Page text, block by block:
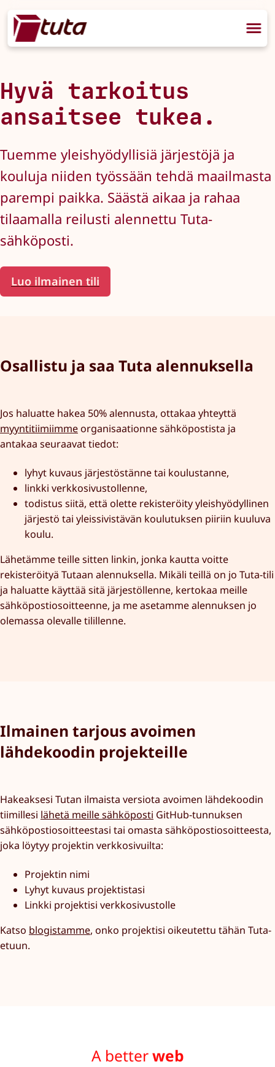
Hyvä tarkoitus
ansaitsee tukea.
Tuemme yleishyödyllisiä järjestöjä ja
kouluja niiden työssään tehdä maailmasta
parempi paikka. Säästä aikaa ja rahaa
tilaamalla reilusti alennettu Tuta-
sähköposti.
Luo ilmainen tili
Osallistu ja saa Tuta alennuksella
Jos haluatte hakea 50% alennusta, ottakaa yhteyttä
myyntitiimiimme organisaationne sähköpostista ja
antakaa seuraavat tiedot:
lyhyt kuvaus järjestöstänne tai koulustanne,
linkki verkkosivustollenne,
todistus siitä, että olette rekisteröity yleishyödyllinen
järjestö tai yleissivistävän koulutuksen piiriin kuuluva
koulu.
Lähetämme teille sitten linkin, jonka kautta voitte
rekisteröityä Tutaan alennuksella. Mikäli teillä on jo Tuta-tili
ja haluatte käyttää sitä järjestöllenne, kertokaa meille
sähköpostiosoitteenne, ja me asetamme alennuksen jo
olemassa olevalle tilillenne.
Ilmainen tarjous avoimen
lähdekoodin projekteille
Hakeaksesi Tutan ilmaista versiota avoimen lähdekoodin
tiimillesi lähetä meille sähköposti GitHub-tunnuksen
sähköpostiosoitteestasi tai omasta sähköpostiosoitteesta,
joka löytyy projektin verkkosivuilta:
Projektin nimi
Lyhyt kuvaus projektistasi
Linkki projektisi verkkosivustolle
Katso blogistamme, onko projektisi oikeutettu tähän Tuta-
etuun.
A betterweb